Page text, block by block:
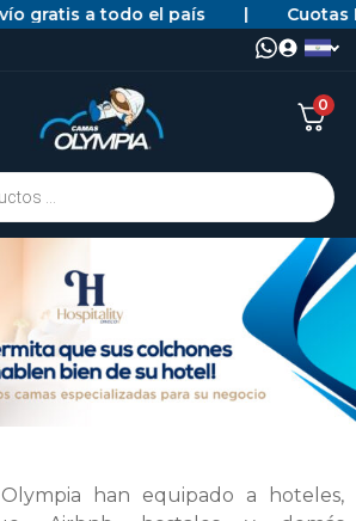
gratis a todo el país Cuotas
0
han equipado a hoteles,